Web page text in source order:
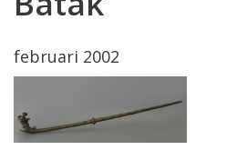
februari 2002